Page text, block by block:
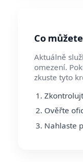
Co
Aktuálně
omezení.
zkuste tyto
Ověřte
Nahlaste